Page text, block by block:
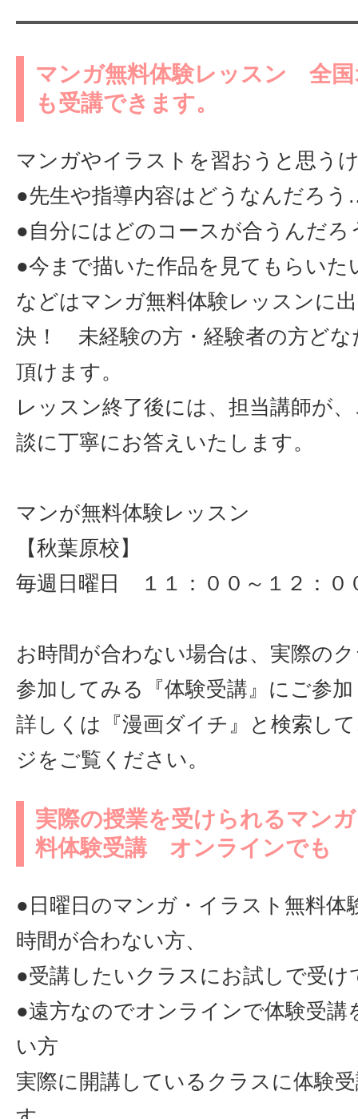
マンガ無料体験レッスン 全
も受講できます。
マンガやイラストを習おうと思う
●先生や指導内容はどうなんだろ
●自分にはどのコースが合うんだ
●今まで描いた作品を見てもら
などはマンガ無料体験レッスンに
決！ 未経験の方・経験者の方どな
頂けます。
レッスン終了後には、担当講師が
談に丁寧にお答えいたします。
マンが無料体験レッスン
【秋葉原校】
毎週日曜日 １１：００～１２：０
お時間が合わない場合は、実際の
参加してみる『体験受講』にご参
詳しくは『漫画ダイチ』と検索し
ジをご覧ください。
実際の授業を受けられるマン
料体験受講 オンラインでも
●日曜日のマンガ・イラスト無料体
時間が合わない方、
●受講したいクラスにお試しで受け
●遠方なのでオンラインで体験受講
い方
実際に開講しているクラスに体験